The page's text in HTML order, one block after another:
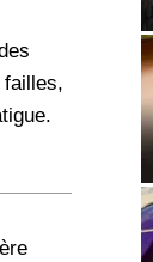
failles,